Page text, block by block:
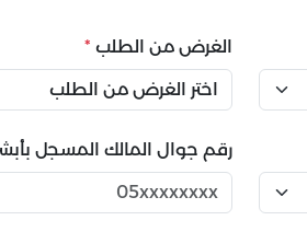
الغرض من الطلب *
رقم جوال المالك المسجل